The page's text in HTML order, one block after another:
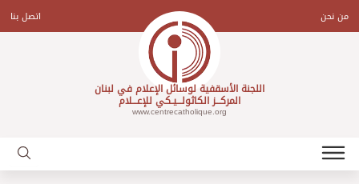
contentمن نحن اتصل بنا
اللجنة الأسقفية لوسائل الإعلام في لبنان
المركـــز الكاثولـــيـكي للإعـــلام
www.centrecatholique.org